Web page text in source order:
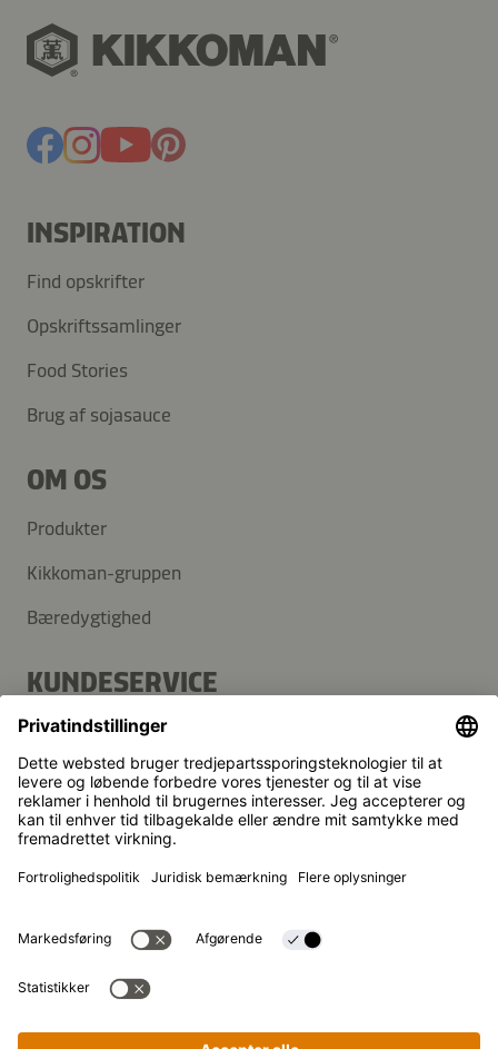
INSPIRATION
Find opskrifter
Opskriftssamlinger
Food Stories
Brug af sojasauce
OM OS
Produkter
Kikkoman-gruppen
Bæredygtighed
KUNDESERVICE
FAQ
Kontakt
Nyhedsbrev
© Kikkoman Trading Europe GmbH 2023 – 2026
Theodorstraße 180, 40472 Düsseldorf, Germany
Registreret ved byretten i Düsseldorf (Amtsgericht